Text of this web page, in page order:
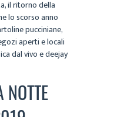
il ritorno della
lo scorso anno
pucciniane,
aperti e locali
dal vivo e deejay